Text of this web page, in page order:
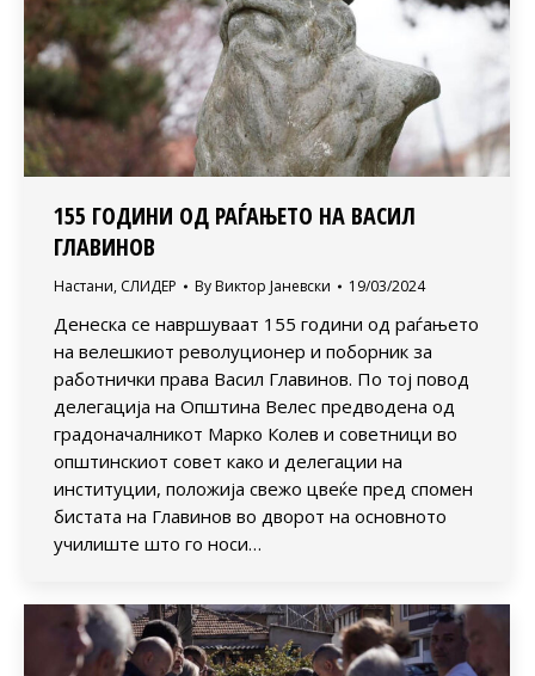
155 ГОДИНИ ОД РАЃАЊЕТО НА ВАСИЛ
ГЛАВИНОВ
Настани, СЛИДЕР By Виктор Јаневски 19/03/2024
Денеска се навршуваат 155 години од раѓањето
на велешкиот револуционер и поборник за
работнички права Васил Главинов. По тој повод
делегација на Општина Велес предводена од
градоначалникот Марко Колев и советници во
општинскиот совет како и делегации на
институции, положија свежо цвеќе пред спомен
бистата на Главинов во дворот на основното
училиште што го носи…